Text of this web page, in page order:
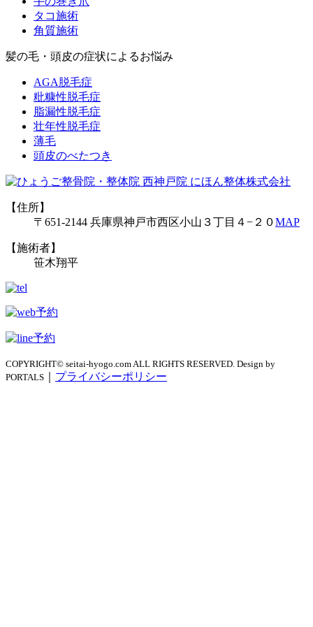
タコ施術
角質施術
髪の毛・頭皮の症状によるお悩み
AGA脱毛症
粃糠性脱毛症
脂漏性脱毛症
壮年性脱毛症
薄毛
頭皮のべたつき
【住所】
〒651-2144 兵庫県神戸市西区小山３丁目４−２０MAP
【施術者】
笹木翔平
COPYRIGHT© seitai-hyogo.com ALL RIGHTS RESERVED. Design by
PORTALS
プライバシーポリシー